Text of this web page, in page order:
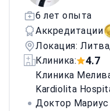
6 лет опыта
Аккредитации
Локация:
Клиника:
4.7
Клиника
Kardiolita
Доктор Мариус